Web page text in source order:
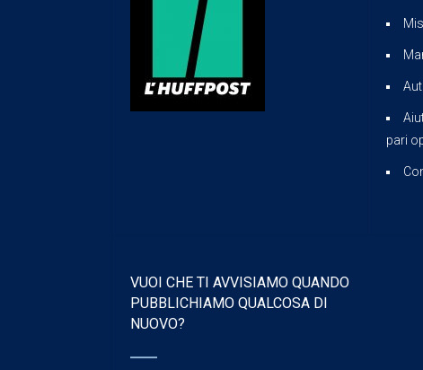
pari
VUOI CHE TI AVVISIAMO QUANDO
PUBBLICHIAMO QUALCOSA DI
NUOVO?